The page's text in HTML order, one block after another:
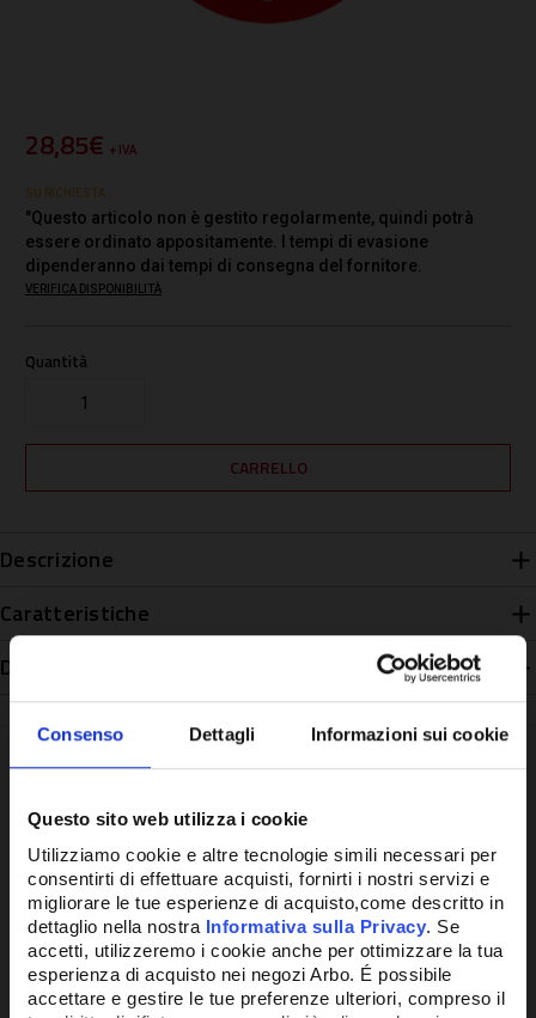
Consenso Dettagli Informazioni sui cookie
Questo sito web utilizza i cookie
Utilizziamo cookie e altre tecnologie simili necessari per
consentirti di effettuare acquisti, fornirti i nostri servizi e
migliorare le tue esperienze di acquisto,come descritto in
dettaglio nella nostra Informativa sulla Privacy. Se
accetti, utilizzeremo i cookie anche per ottimizzare la tua
esperienza di acquisto nei negozi Arbo. É possibile
accettare e gestire le tue preferenze ulteriori, compreso il
28,85€ + IVA
SU RICHIESTA
"Questo articolo non è gestito regolarmente, quindi potrà
essere ordinato appositamente. I tempi di evasione
dipenderanno dai tempi di consegna del fornitore.
VERIFICA DISPONIBILITÀ
Quantità
Descrizione
Caratteristiche
Disponibilità
Potrebbe anche interessarti